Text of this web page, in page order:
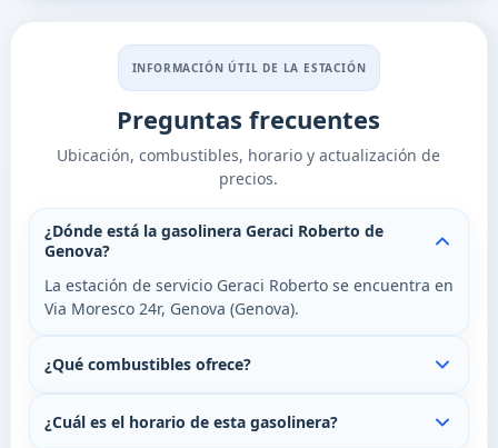
INFORMACIÓN ÚTIL DE LA ESTACIÓN
Preguntas frecuentes
Ubicación, combustibles, horario y actualización de
precios.
¿Dónde está la gasolinera Geraci Roberto de
Genova?
La estación de servicio Geraci Roberto se encuentra en
Via Moresco 24r, Genova (Genova).
¿Qué combustibles ofrece?
¿Cuál es el horario de esta gasolinera?